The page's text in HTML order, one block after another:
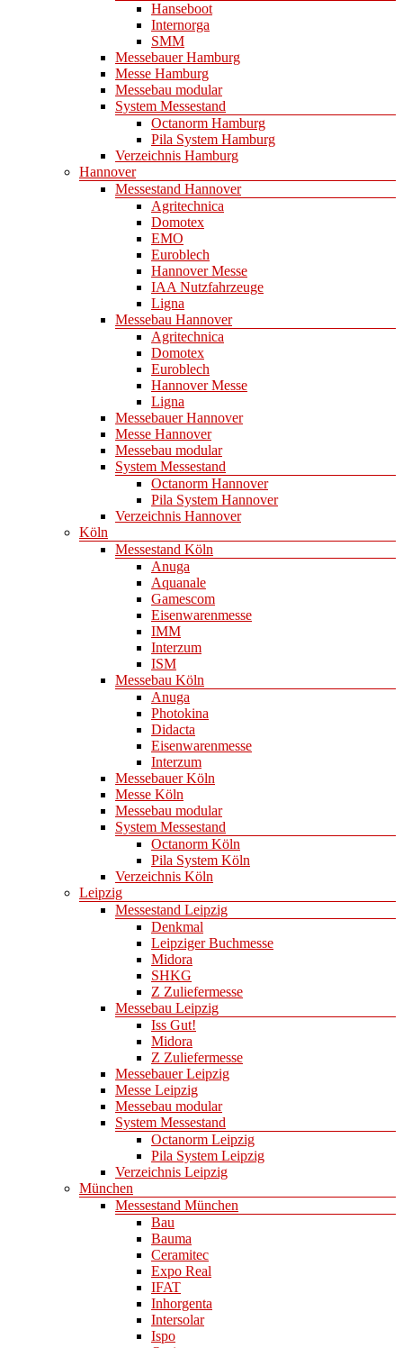
Hanseboot
Internorga
SMM
Messebauer Hamburg
Messe Hamburg
Messebau modular
System Messestand
Octanorm Hamburg
Pila System Hamburg
Verzeichnis Hamburg
Hannover
Messestand Hannover
Agritechnica
Domotex
EMO
Euroblech
Hannover Messe
IAA Nutzfahrzeuge
Ligna
Messebau Hannover
Agritechnica
Domotex
Euroblech
Hannover Messe
Ligna
Messebauer Hannover
Messe Hannover
Messebau modular
System Messestand
Octanorm Hannover
Pila System Hannover
Verzeichnis Hannover
Köln
Messestand Köln
Anuga
Aquanale
Gamescom
Eisenwarenmesse
IMM
Interzum
ISM
Messebau Köln
Anuga
Photokina
Didacta
Eisenwarenmesse
Interzum
Messebauer Köln
Messe Köln
Messebau modular
System Messestand
Octanorm Köln
Pila System Köln
Verzeichnis Köln
Leipzig
Messestand Leipzig
Denkmal
Leipziger Buchmesse
Midora
SHKG
Z Zuliefermesse
Messebau Leipzig
Iss Gut!
Midora
Z Zuliefermesse
Messebauer Leipzig
Messe Leipzig
Messebau modular
System Messestand
Octanorm Leipzig
Pila System Leipzig
Verzeichnis Leipzig
München
Messestand München
Bau
Bauma
Ceramitec
Expo Real
IFAT
Inhorgenta
Intersolar
Ispo